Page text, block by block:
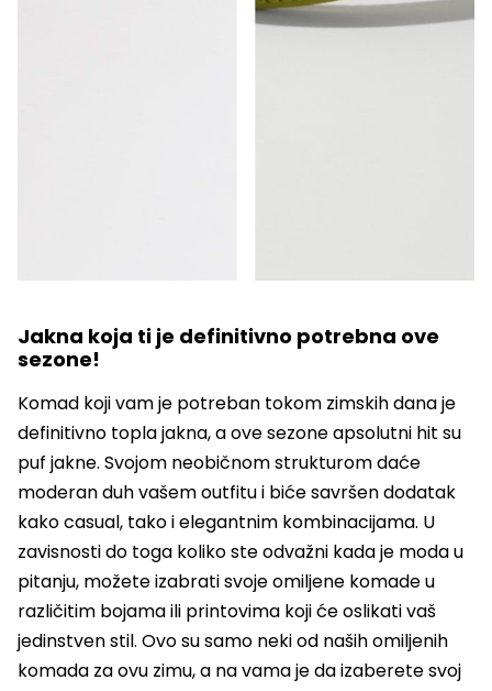
Jakna koja ti je definitivno potrebna ove
sezone!
Komad koji vam je potreban tokom zimskih dana je
definitivno topla jakna, a ove sezone apsolutni hit su
puf jakne. Svojom neobičnom strukturom daće
moderan duh vašem outfitu i biće savršen dodatak
kako casual, tako i elegantnim kombinacijama. U
zavisnosti do toga koliko ste odvažni kada je moda u
pitanju, možete izabrati svoje omiljene komade u
različitim bojama ili printovima koji će oslikati vaš
jedinstven stil. Ovo su samo neki od naših omiljenih
komada za ovu zimu, a na vama je da izaberete svoj